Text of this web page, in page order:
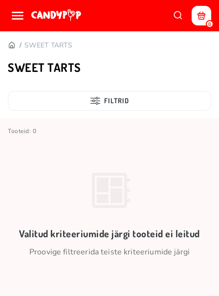
0
SWEET TARTS
SWEET TARTS
FILTRID
Tooteid: 0
Valitud kriteeriumide järgi tooteid ei leitud
Proovige filtreerida teiste kriteeriumide järgi